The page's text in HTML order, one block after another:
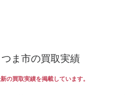
ま市の買取実績
の買取実績を掲載しています。